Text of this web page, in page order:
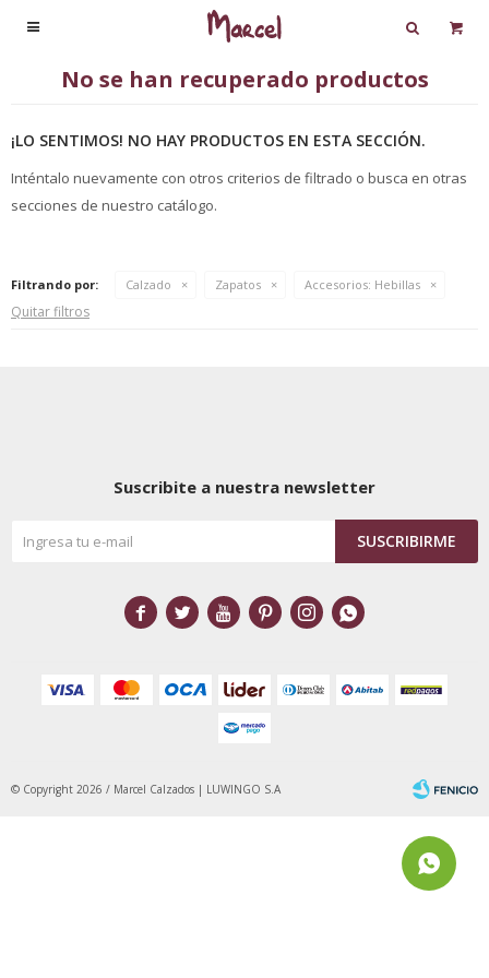

No se han recuperado productos
¡LO SENTIMOS! NO HAY PRODUCTOS EN ESTA SECCIÓN.
Inténtalo nuevamente con otros criterios de filtrado o busca en otras
secciones de nuestro catálogo.
Filtrando por: Calzado Zapatos Accesorios: Hebillas
Quitar filtros
Suscribite a nuestra newsletter
SUSCRIBIRME
     
© Copyright 2026 / Marcel Calzados | LUWINGO S.A